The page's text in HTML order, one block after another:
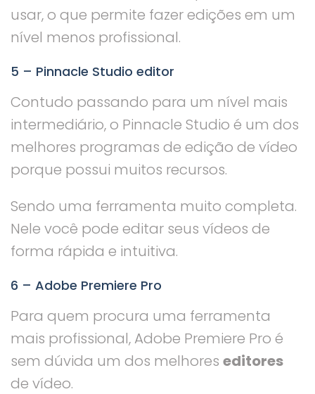
usar, o que permite fazer edições em um
nível menos profissional.
5 – Pinnacle Studio editor
Contudo passando para um nível mais
intermediário, o Pinnacle Studio é um dos
melhores programas de edição de vídeo
porque possui muitos recursos.
Sendo uma ferramenta muito completa.
Nele você pode editar seus vídeos de
forma rápida e intuitiva.
6 – Adobe Premiere Pro
Para quem procura uma ferramenta
mais profissional, Adobe Premiere Pro é
sem dúvida um dos melhores editores
de vídeo.